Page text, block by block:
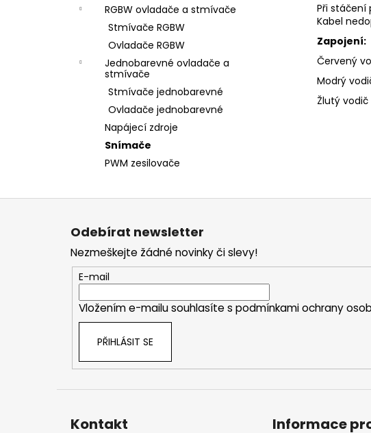
RGBW ovladače a stmívače
Stmívače RGBW
Ovladače RGBW
Jednobarevné ovladače a
stmívače
Stmívače jednobarevné
Ovladače jednobarevné
Napájecí zdroje
Snímače
PWM zesilovače
Při stáčení
Kabel
Zapojení:
Červený
Modrý
Žlutý
Z
Odebírat newsletter
Nezmeškejte žádné novinky či slevy!
E-mail
Vložením e-mailu souhlasíte s podmínkami ochrany
PŘIHLÁSIT SE
Kontakt Informace